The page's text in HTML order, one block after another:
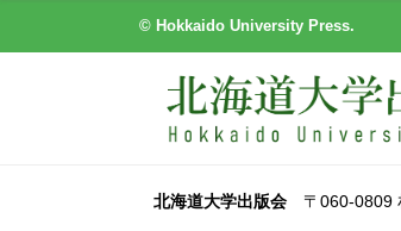
© Hokkaido University Press.
北海道大学出版会〒060-0809